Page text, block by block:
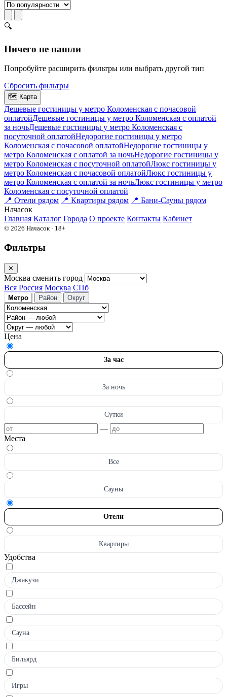
🔍
Ничего не нашли
Попробуйте расширить фильтры или выбрать другой тип
Сбросить фильтры
🗺 Карта
Дешевые гостиницы у метро Коломенская c почасовой
оплатойДешевые гостиницы у метро Коломенская с оплатой
за ночьДешевые гостиницы у метро Коломенская c
посуточной оплатойНедорогие гостиницы у метро
Коломенская c почасовой оплатойНедорогие гостиницы у
метро Коломенская с оплатой за ночьНедорогие гостиницы у
метро Коломенская c посуточной оплатойЛюкс гостиницы у
метро Коломенская c почасовой оплатойЛюкс гостиницы у
метро Коломенская с оплатой за ночьЛюкс гостиницы у метро
Коломенская c посуточной оплатой
📍 Отели рядом 📍 Квартиры рядом 📍 Бани-Сауны рядом
Начасок
Главная Каталог Города О проекте Контакты Кабинет
© 2026 Начасок · 18+
Фильтры
✕
Москва сменить город
Вся Россия Москва СПб
Метро Район Округ
Цена
За час
За ночь
Сутки
—
Места
Все
Сауны
Отели
Квартиры
Удобства
Джакузи
Бассейн
Сауна
Бильярд
Игры